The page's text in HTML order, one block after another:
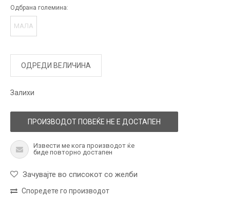
Одбрана големина:
МАЛА
ОДРЕДИ ВЕЛИЧИНА
Залихи
ПРОИЗВОДОТ ПОВЕЌЕ НЕ Е ДОСТАПЕН
Извести ме кога производот ќе
биде повторно достапен
Зачувајте во списокот со желби
Споредете го производот